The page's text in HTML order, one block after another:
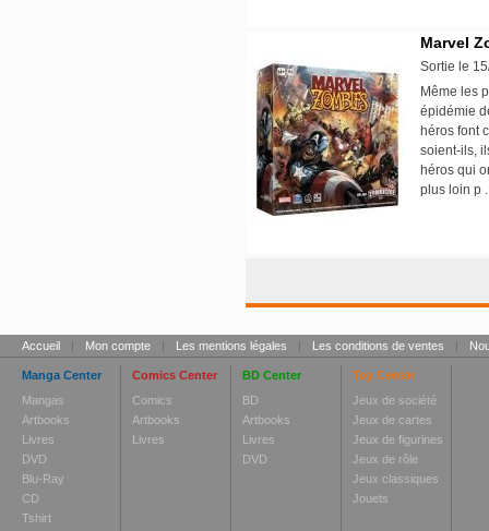
Marvel
Sortie le
Même les
épidémie
héros font
soient-ils,
héros qui
plus loin
Accueil | Mon compte | Les mentions légales | Les conditions de ventes |
Manga Center
Mangas
Artbooks
Livres
DVD
Blu-Ray
CD
Tshirt
Comics Center
Comics
Artbooks
Livres
BD Center
BD
Artbooks
Livres
DVD
Toy Center
Jeux de société
Jeux de cartes
Jeux de figurines
Jeux de rôle
Jeux classiques
Jouets